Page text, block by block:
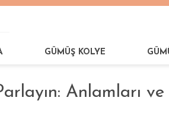
GÜMÜŞ KOLYE
Anlamları